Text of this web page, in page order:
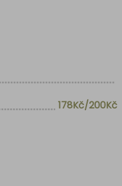
178Kč/200Kč